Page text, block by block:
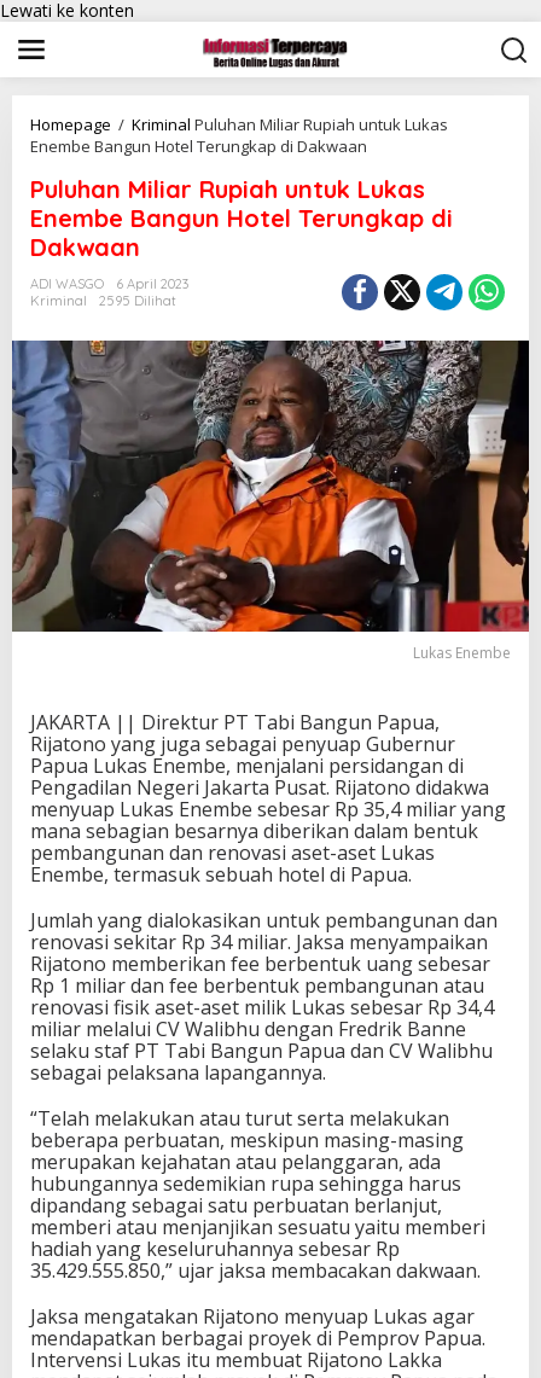
Lewati ke konten
Homepage / Kriminal Puluhan Miliar Rupiah untuk Lukas
Enembe Bangun Hotel Terungkap di Dakwaan
Puluhan Miliar Rupiah untuk Lukas
Enembe Bangun Hotel Terungkap di
Dakwaan
ADI WASGO
6 April 2023
Kriminal
2595 Dilihat
Lukas Enembe
JAKARTA || Direktur PT Tabi Bangun Papua,
Rijatono yang juga sebagai penyuap Gubernur
Papua Lukas Enembe, menjalani persidangan di
Pengadilan Negeri Jakarta Pusat. Rijatono didakwa
menyuap Lukas Enembe sebesar Rp 35,4 miliar yang
mana sebagian besarnya diberikan dalam bentuk
pembangunan dan renovasi aset-aset Lukas
Enembe, termasuk sebuah hotel di Papua.
Jumlah yang dialokasikan untuk pembangunan dan
renovasi sekitar Rp 34 miliar. Jaksa menyampaikan
Rijatono memberikan fee berbentuk uang sebesar
Rp 1 miliar dan fee berbentuk pembangunan atau
renovasi fisik aset-aset milik Lukas sebesar Rp 34,4
miliar melalui CV Walibhu dengan Fredrik Banne
selaku staf PT Tabi Bangun Papua dan CV Walibhu
sebagai pelaksana lapangannya.
“Telah melakukan atau turut serta melakukan
beberapa perbuatan, meskipun masing-masing
merupakan kejahatan atau pelanggaran, ada
hubungannya sedemikian rupa sehingga harus
dipandang sebagai satu perbuatan berlanjut,
memberi atau menjanjikan sesuatu yaitu memberi
hadiah yang keseluruhannya sebesar Rp
35.429.555.850,” ujar jaksa membacakan dakwaan.
Jaksa mengatakan Rijatono menyuap Lukas agar
mendapatkan berbagai proyek di Pemprov Papua.
Intervensi Lukas itu membuat Rijatono Lakka